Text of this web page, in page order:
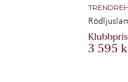
3 595